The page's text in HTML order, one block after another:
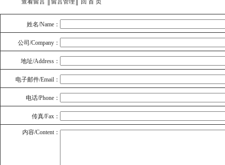
查看留言║ 留言管理 回 首 页
姓名/Name：
公司/Company：
地址/Address：
电子邮件/Email：
电话/Phone：
传真/Fax：
内容/Content：